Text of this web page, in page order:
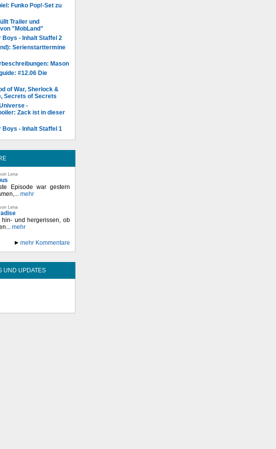
Funko Pop!-Set zu
Trailer und
"MobLand"
Boys - Inhalt Staffel 2
Serienstarttermine
Mason
#12.06 Die
of War, Sherlock &
Secrets of Secrets
-
Zack ist in dieser
Boys - Inhalt Staffel 1
Lena
Episode war gestern
mehr
Lena
hin- und hergerissen, ob
mehr
mehr Kommentare
UND UPDATES